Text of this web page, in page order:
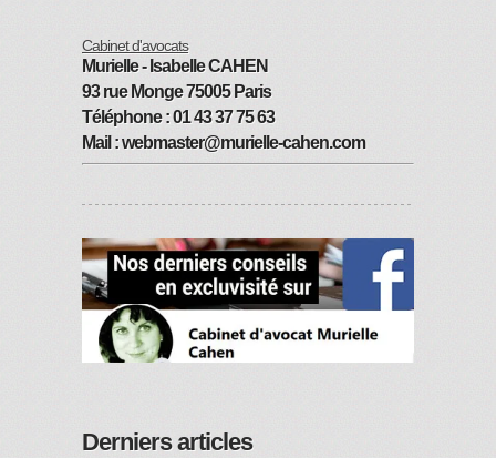
Cabinet d'avocats
Murielle - Isabelle CAHEN
93 rue Monge 75005 Paris
Téléphone : 01 43 37 75 63
Mail :webmaster@murielle-cahen.com
Derniers articles